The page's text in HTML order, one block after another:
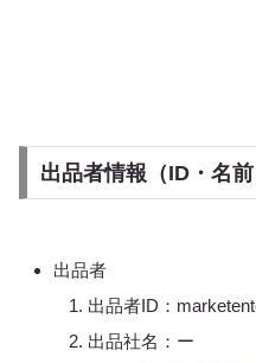
出品者情報（ID・名前
出品者
出品者ID：
出品社名：ー